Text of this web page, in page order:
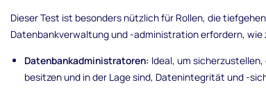
Dieser Test ist besonders nützlich für Rollen, die
Datenbankverwaltung und -administration erfordern, wie
Datenbankadministratoren: Ideal, um
besitzen und in der Lage sind, Datenintegrität und -